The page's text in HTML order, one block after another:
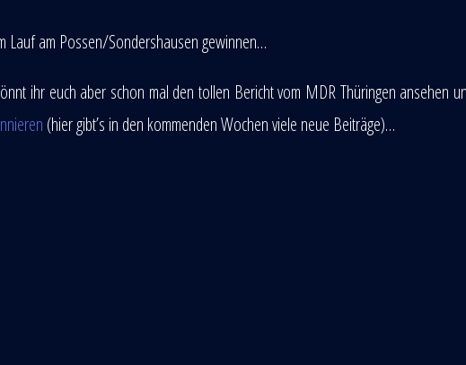
Lauf am Possen/Sondershausen gewinnen…
ihr euch aber schon mal den tollen Bericht vom MDR Thüringen ansehen
(hier gibt’s in den kommenden Wochen viele neue Beiträge)…